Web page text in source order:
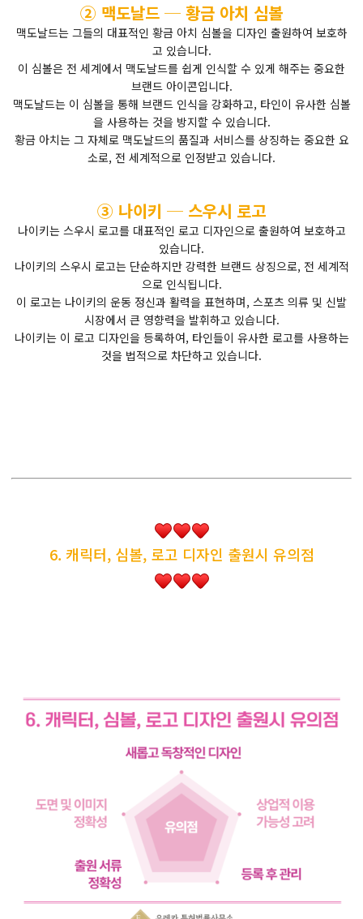
② 맥도날드 ─ 황금 아치 심볼
맥도날드는 그들의 대표적인 황금 아치 심볼을 디자인 출원하여 보호하
고 있습니다.
이 심볼은 전 세계에서 맥도날드를 쉽게 인식할 수 있게 해주는 중요한
브랜드 아이콘입니다.
맥도날드는 이 심볼을 통해 브랜드 인식을 강화하고, 타인이 유사한 심볼
을 사용하는 것을 방지할 수 있습니다.
황금 아치는 그 자체로 맥도날드의 품질과 서비스를 상징하는 중요한 요
소로, 전 세계적으로 인정받고 있습니다.
③ 나이키 ─ 스우시 로고
나이키는 스우시 로고를 대표적인 로고 디자인으로 출원하여 보호하고
있습니다.
나이키의 스우시 로고는 단순하지만 강력한 브랜드 상징으로, 전 세계적
으로 인식됩니다.
이 로고는 나이키의 운동 정신과 활력을 표현하며, 스포츠 의류 및 신발
시장에서 큰 영향력을 발휘하고 있습니다.
나이키는 이 로고 디자인을 등록하여, 타인들이 유사한 로고를 사용하는
것을 법적으로 차단하고 있습니다.
6. 캐릭터, 심볼, 로고 디자인 출원시 유의점